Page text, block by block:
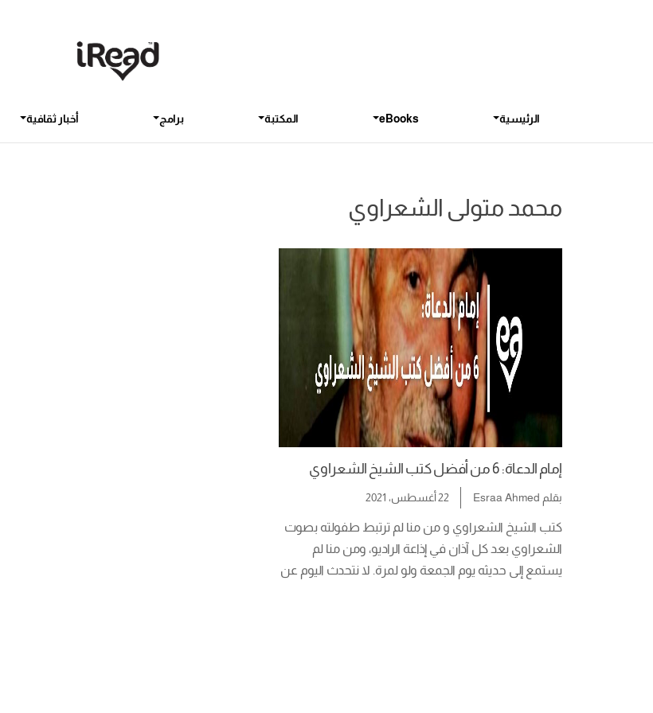
الرئيسية eBooks المكتبة برامج أخبار ثقافية
محمد متولى الشعراوي
إمام الدعاة: 6 من أفضل كتب الشيخ الشعراوي
بقلم Esraa Ahmed 22 أغسطس، 2021